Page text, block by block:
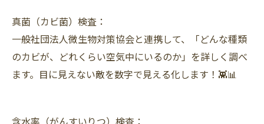
真菌（カビ菌）検査：
一般社団法人微生物対策協会と連携して、「どんな種類
のカビが、どれくらい空気中にいるのか」を詳しく調べ
ます。目に見えない敵を数字で見える化します！👾📊
含水率（がんすいりつ）検査：